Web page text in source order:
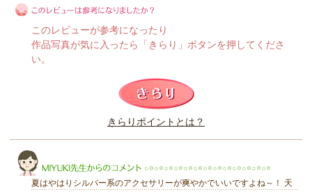
このレビューは参考になりましたか？
このレビューが参考になったり
作品写真が気に入ったら「きらり」ボタンを押してくださ
い。
きらりポイントとは？
夏はやはりシルバー系のアクセサリーが爽やかでいいですよね～！ 天